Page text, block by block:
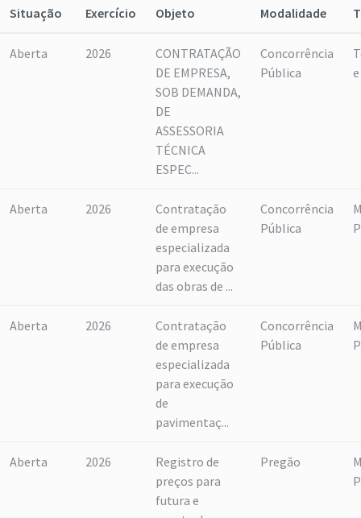
Situação Exercício Objeto Modalidade
Aberta 2026
CONTRATAÇÃO
DE EMPRESA,
SOB DEMANDA,
DE
ASSESSORIA
TÉCNICA
ESPEC...
Concorrência
Pública
Aberta 2026
Contratação
de empresa
especializada
para execução
das obras de ...
Concorrência
Pública
Aberta 2026
Contratação
de empresa
especializada
para execução
de
pavimentaç...
Concorrência
Pública
Aberta 2026
Registro de
preços para
futura e
Pregão